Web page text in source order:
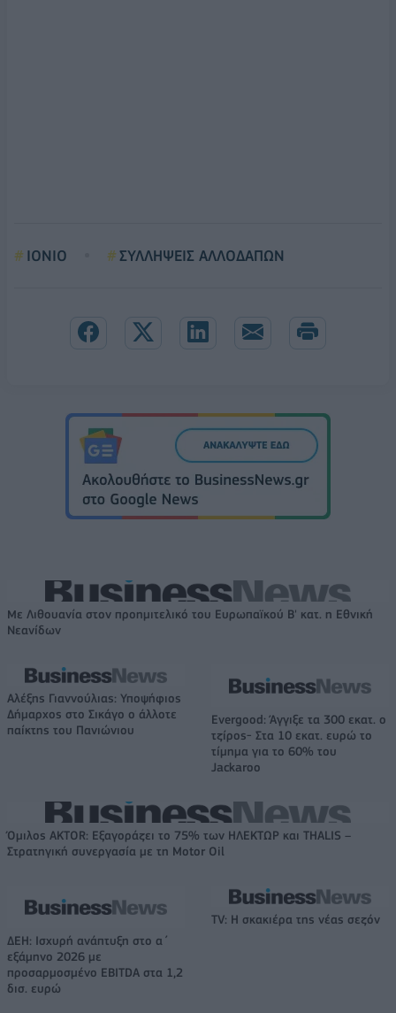
ΙΟΝΙΟ ΣΥΛΛΗΨΕΙΣ ΑΛΛΟΔΑΠΩΝ
Με Λιθουανία στον προημιτελικό του Ευρωπαϊκού Β' κατ. η Εθνική
Νεανίδων
Αλέξης Γιαννούλιας: Υποψήφιος
Δήμαρχος στο Σικάγο ο άλλοτε
παίκτης του Πανιώνιου
Evergood: Άγγιξε τα 300 εκατ. ο
τζίρος- Στα 10 εκατ. ευρώ το
τίμημα για το 60% του
Jackaroo
Όμιλος AKTOR: Εξαγοράζει το 75% των ΗΛΕΚΤΩΡ και THALIS –
Στρατηγική συνεργασία με τη Motor Oil
ΔΕΗ: Ισχυρή ανάπτυξη στο α΄
εξάμηνο 2026 με
προσαρμοσμένο EBITDA στα 1,2
δισ. ευρώ
TV: Η σκακιέρα της νέας σεζόν